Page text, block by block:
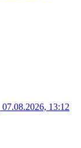
07.08.2026, 13:12